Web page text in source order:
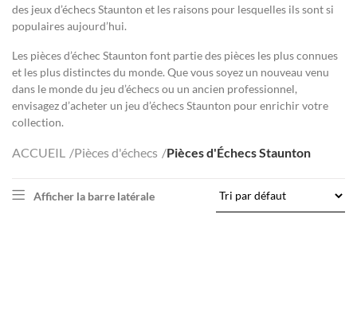
des jeux d’échecs Staunton et les raisons pour lesquelles ils sont si
populaires aujourd’hui.
Les pièces d’échec Staunton font partie des pièces les plus connues
et les plus distinctes du monde. Que vous soyez un nouveau venu
dans le monde du jeu d’échecs ou un ancien professionnel,
envisagez d’acheter un jeu d’échecs Staunton pour enrichir votre
collection.
ACCUEIL Pièces d'échecs Pièces d'Échecs Staunton
Afficher la barre latérale